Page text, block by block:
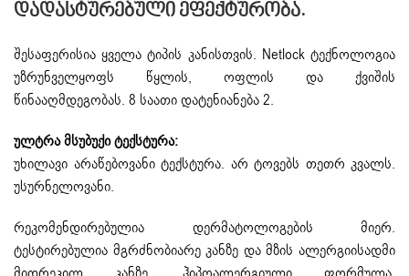
Დადასტურებული Ეფექტურობა.
შესაფერისია ყველა ტიპის კანისთვის. Netlock ტექნოლოგია
უზრუნველყოფს წყლის, ოფლის და ქვიშის
წინააღმდეგობას. 8 საათი დატენიანება 2.
ულტრა მსუბუქი ტექსტურა:
უხილავი არაწებოვანი ტექსტურა. არ ტოვებს თეთრ კვალს.
უსურნელოვანი.
რეკომენდირებულია დერმატოლოგების მიერ.
ტესტირებულია მგრძნობიარე კანზე და მზის ალერგიისადმი